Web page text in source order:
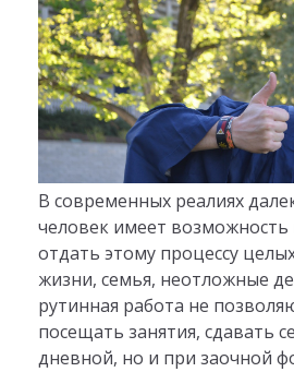
В современных реалиях
человек имеет возможность
отдать этому процессу
жизни, семья, неотложные
рутинная работа не
посещать занятия, сдавать
дневной, но и при заочной